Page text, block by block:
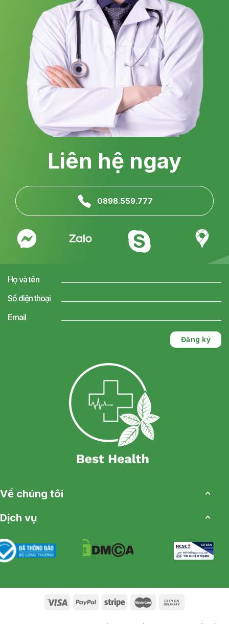
Liên hệ ngay
0898.559.777
Họ và tên
Số điện thoại
Email
Về chúng tôi
Dịch vụ